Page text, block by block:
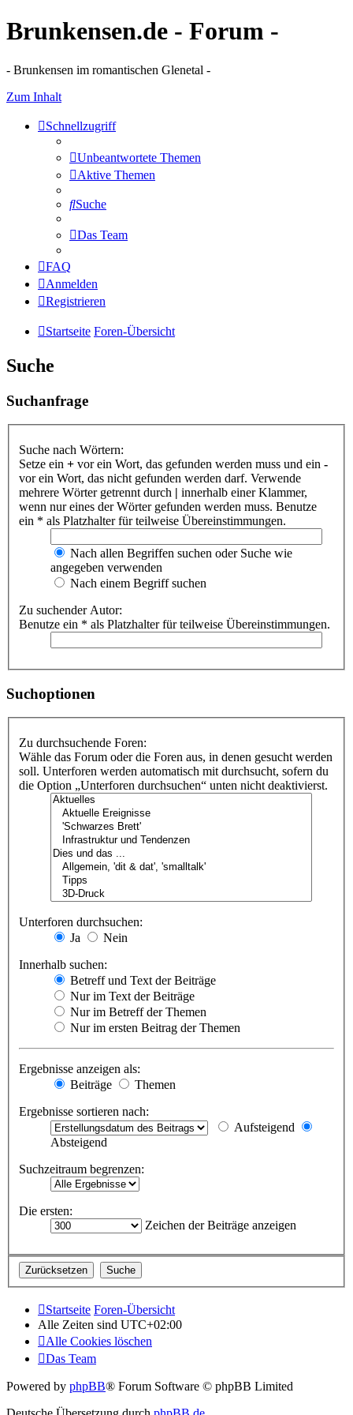
Brunkensen.de - Forum -
- Brunkensen im romantischen Glenetal -
Zum Inhalt
Schnellzugriff
Unbeantwortete Themen
Aktive Themen
Suche
Das Team
FAQ
Anmelden
Registrieren
Startseite Foren-Übersicht
Suche
Suchanfrage
Suche nach Wörtern:
Setze ein + vor ein Wort, das gefunden werden muss und ein -
vor ein Wort, das nicht gefunden werden darf. Verwende
mehrere Wörter getrennt durch | innerhalb einer Klammer,
wenn nur eines der Wörter gefunden werden muss. Benutze
ein * als Platzhalter für teilweise Übereinstimmungen.
Nach allen Begriffen suchen oder Suche wie
angegeben verwenden
Nach einem Begriff suchen
Zu suchender Autor:
Benutze ein * als Platzhalter für teilweise Übereinstimmungen.
Suchoptionen
Zu durchsuchende Foren:
Wähle das Forum oder die Foren aus, in denen gesucht werden
soll. Unterforen werden automatisch mit durchsucht, sofern du
die Option „Unterforen durchsuchen“ unten nicht deaktivierst.
Unterforen durchsuchen:
Ja
Nein
Innerhalb suchen:
Betreff und Text der Beiträge
Nur im Text der Beiträge
Nur im Betreff der Themen
Nur im ersten Beitrag der Themen
Ergebnisse anzeigen als:
Beiträge
Themen
Ergebnisse sortieren nach:
Aufsteigend
Absteigend
Suchzeitraum begrenzen:
Die ersten:
Zeichen der Beiträge anzeigen
Startseite Foren-Übersicht
Alle Zeiten sind UTC+02:00
Alle Cookies löschen
Das Team
Powered by phpBB® Forum Software © phpBB Limited